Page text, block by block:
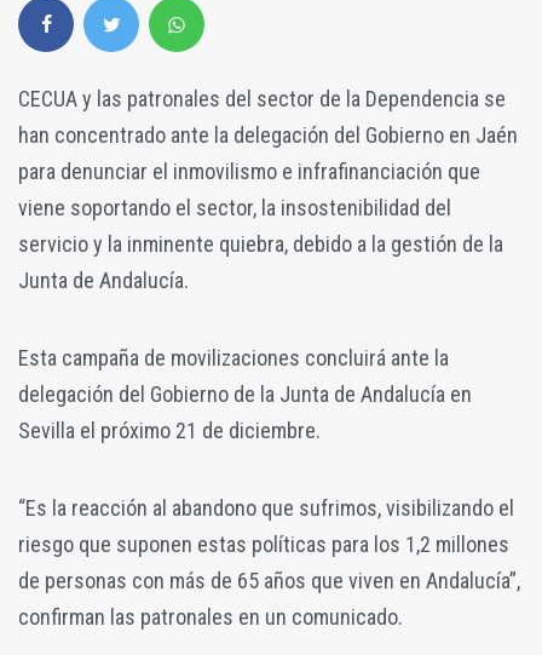
CECUA y las patronales del sector de la Dependencia se
han concentrado ante la delegación del Gobierno en Jaén
para denunciar el inmovilismo e infrafinanciación que
viene soportando el sector, la insostenibilidad del
servicio y la inminente quiebra, debido a la gestión de la
Junta de Andalucía.
Esta campaña de movilizaciones concluirá ante la
delegación del Gobierno de la Junta de Andalucía en
Sevilla el próximo 21 de diciembre.
“Es la reacción al abandono que sufrimos, visibilizando el
riesgo que suponen estas políticas para los 1,2 millones
de personas con más de 65 años que viven en Andalucía”,
confirman las patronales en un comunicado.